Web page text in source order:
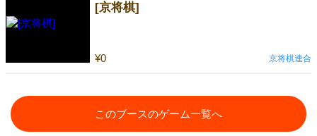
[京将棋]
¥0 京将棋連合
このブースのゲーム一覧へ